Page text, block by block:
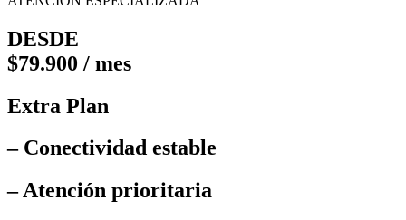
DESDE
$79.900 / mes
Extra Plan
– Conectividad estable
– Atención prioritaria